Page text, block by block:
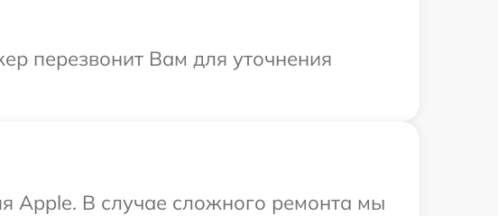
перезвонит Вам для уточнения
Apple. В случае сложного ремонта мы